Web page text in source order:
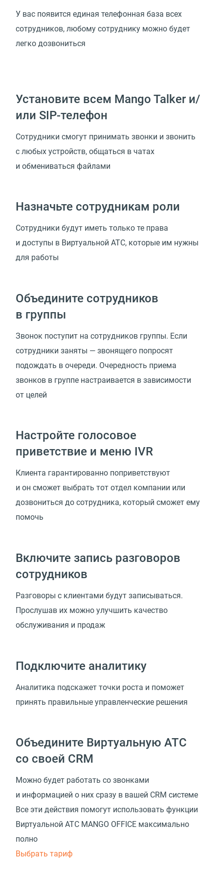
У вас появится единая телефонная база всех
сотрудников, любому сотруднику можно будет
легко дозвониться
Установите всем Mango Talker и/
или SIP-телефон
Сотрудники смогут принимать звонки и звонить
с любых устройств, общаться в чатах
и обмениваться файлами
Назначьте сотрудникам роли
Сотрудники будут иметь только те права
и доступы в Виртуальной АТС, которые им нужны
для работы
Объедините сотрудников
в группы
Звонок поступит на сотрудников группы. Если
сотрудники заняты — звонящего попросят
подождать в очереди. Очередность приема
звонков в группе настраивается в зависимости
от целей
Настройте голосовое
приветствие и меню IVR
Клиента гарантированно поприветствуют
и он сможет выбрать тот отдел компании или
дозвониться до сотрудника, который сможет ему
помочь
Включите запись разговоров
сотрудников
Разговоры с клиентами будут записываться.
Прослушав их можно улучшить качество
обслуживания и продаж
Подключите аналитику
Аналитика подскажет точки роста и поможет
принять правильные управленческие решения
Объедините Виртуальную АТС
со своей CRM
Можно будет работать со звонками
и информацией о них сразу в вашей CRM системе
Все эти действия помогут использовать функции
Виртуальной АТС MANGO OFFICE максимально
полно
Выбрать тариф